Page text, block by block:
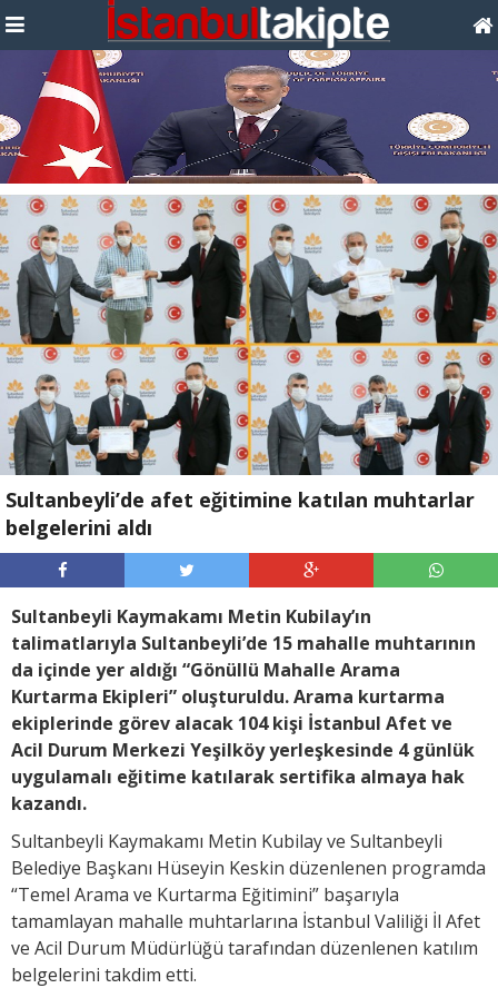
Sultanbeyli’de afet eğitimine katılan muhtarlar
belgelerini aldı
Sultanbeyli Kaymakamı Metin Kubilay’ın
talimatlarıyla Sultanbeyli’de 15 mahalle muhtarının
da içinde yer aldığı “Gönüllü Mahalle Arama
Kurtarma Ekipleri” oluşturuldu. Arama kurtarma
ekiplerinde görev alacak 104 kişi İstanbul Afet ve
Acil Durum Merkezi Yeşilköy yerleşkesinde 4 günlük
uygulamalı eğitime katılarak sertifika almaya hak
kazandı.
Sultanbeyli Kaymakamı Metin Kubilay ve Sultanbeyli
Belediye Başkanı Hüseyin Keskin düzenlenen programda
“Temel Arama ve Kurtarma Eğitimini” başarıyla
tamamlayan mahalle muhtarlarına İstanbul Valiliği İl Afet
ve Acil Durum Müdürlüğü tarafından düzenlenen katılım
belgelerini takdim etti.